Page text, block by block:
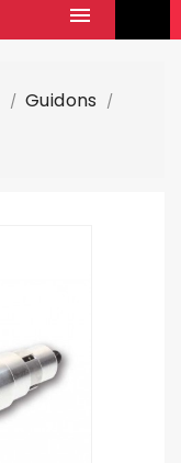

Guidons